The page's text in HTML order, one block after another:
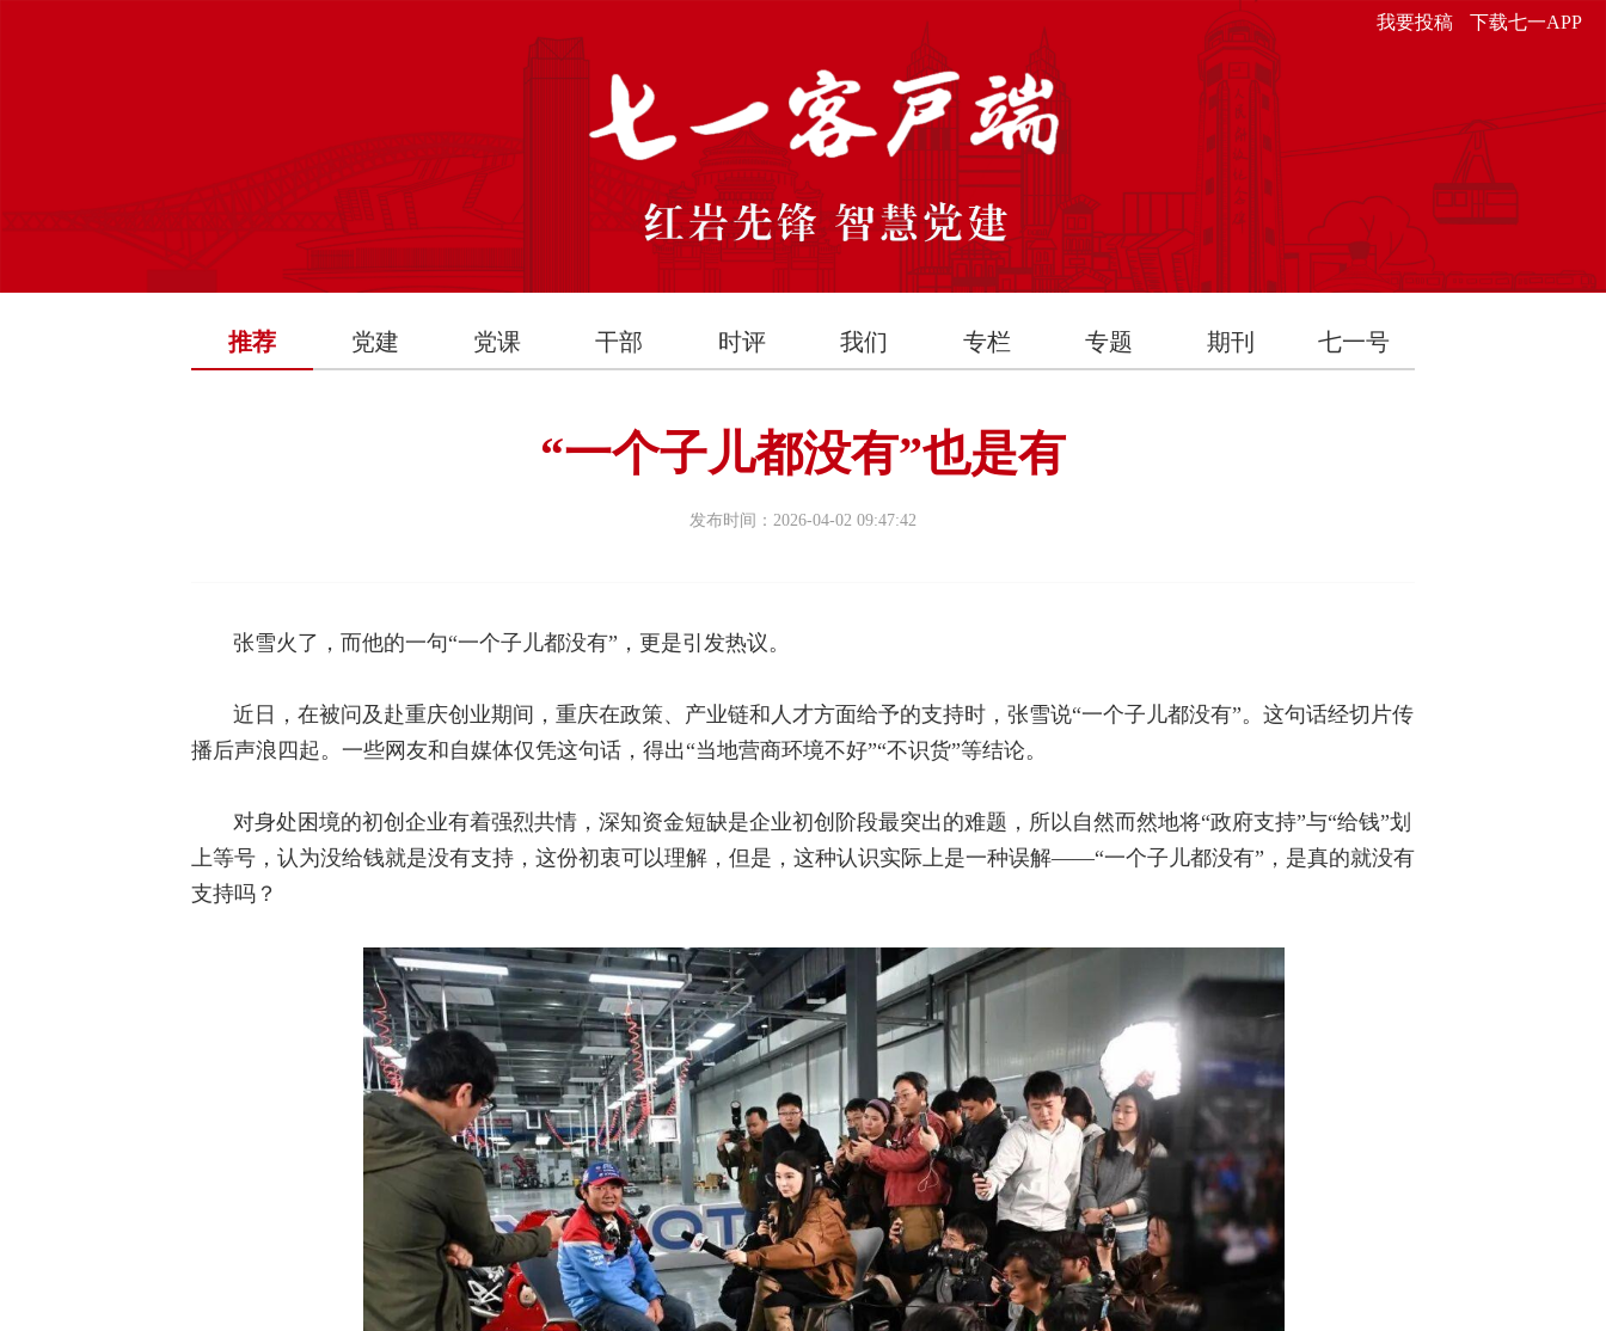
我要投稿 下载七一APP
推荐 党建 党课 干部 时评 我们 专栏 专题 期刊 七一号
“一个子儿都没有”也是有
发布时间：2026-04-02 09:47:42
张雪火了，而他的一句“一个子儿都没有”，更是引发热议。
近日，在被问及赴重庆创业期间，重庆在政策、产业链和人才方面给予的支持时，张雪说“一个子儿都没有”。这句话经切片传
播后声浪四起。一些网友和自媒体仅凭这句话，得出“当地营商环境不好”“不识货”等结论。
对身处困境的初创企业有着强烈共情，深知资金短缺是企业初创阶段最突出的难题，所以自然而然地将“政府支持”与“给钱”划
上等号，认为没给钱就是没有支持，这份初衷可以理解，但是，这种认识实际上是一种误解——“一个子儿都没有”，是真的就没有
支持吗？